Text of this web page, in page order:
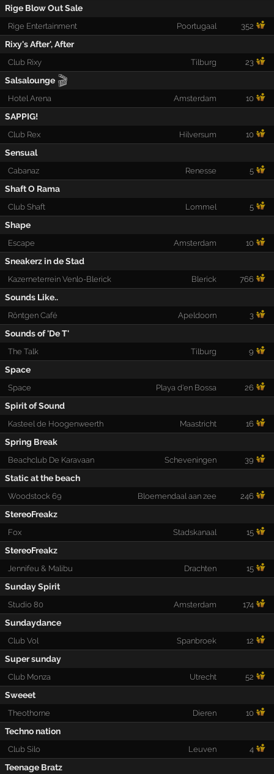
Rige Blow Out Sale
Rige Entertainment Poortugaal 352
Rixy's After', After
Club Rixy Tilburg 23
Salsalounge 🎬
Hotel Arena Amsterdam 10
SAPPIG!
Club Rex Hilversum 10
Sensual
Cabanaz Renesse 5
Shaft O Rama
Club Shaft Lommel 5
Shape
Escape Amsterdam 10
Sneakerz in de Stad
Kazerneterrein Venlo-Blerick Blerick 766
Sounds Like..
Röntgen Café Apeldoorn 3
Sounds of 'De T'
The Talk Tilburg 9
Space
Space Playa d'en Bossa 26
Spirit of Sound
Kasteel de Hoogenweerth Maastricht 16
Spring Break
Beachclub De Karavaan Scheveningen 39
Static at the beach
Woodstock 69 Bloemendaal aan zee 246
StereoFreakz
Fox Stadskanaal 15
StereoFreakz
Jennifeu & Malibu Drachten 15
Sunday Spirit
Studio 80 Amsterdam 174
Sundaydance
Club Vol Spanbroek 12
Super sunday
Club Monza Utrecht 52
Sweeet
Theothorne Dieren 10
Techno nation
Club Silo Leuven 4
Teenage Bratz